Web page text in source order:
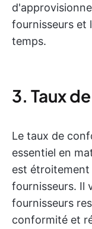
fournisseurs et
temps.
3. Taux
Le taux de
essentiel en
est étroitement
fournisseurs. Il
fournisseurs
conformité et